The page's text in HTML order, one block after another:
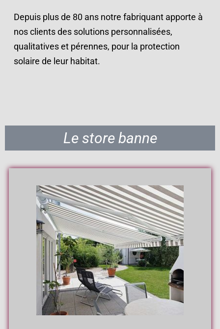
Depuis plus de 80 ans notre fabriquant apporte à
nos clients des solutions personnalisées,
qualitatives et pérennes, pour la protection
solaire de leur habitat.
Le store banne